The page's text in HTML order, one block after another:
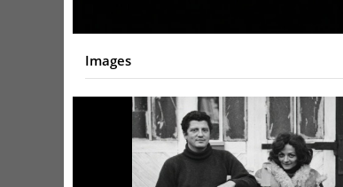
Images